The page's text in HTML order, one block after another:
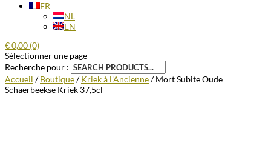
FR
NL
EN
€0,00 (0)
Sélectionner une page
Recherche pour :
Accueil /Boutique/Kriek à l'Ancienne/ Mort Subite Oude
Schaerbeekse Kriek 37,5cl